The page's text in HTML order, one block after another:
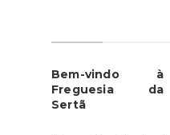
Bem-vindo à
Freguesia da
Sertã